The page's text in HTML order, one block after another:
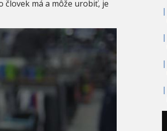
človek má a môže urobiť, je
|
|
|
|